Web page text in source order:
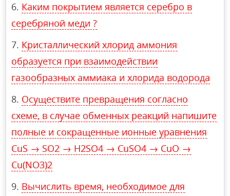
Каким покрытием является серебро в
серебряной меди ?
Кристаллический хлорид аммония
образуется при взаимодействии
газообразных аммиака и хлорида водорода
Осуществите превращения согласно
схеме, в случае обменных реакций напишите
полные и сокращенные ионные уравнения
CuS → SO2 → H2SO4 → CuSO4 → CuO →
Cu(NO3)2
Вычислить время, необходимое для